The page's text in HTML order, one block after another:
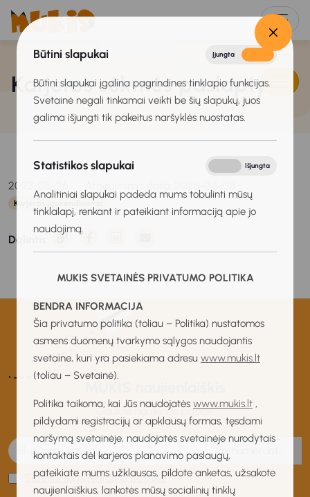
Būtini slapukai Įjungta
Būtini slapukai įgalina pagrindines tinklapio funkcijas.
Svetainė negali tinkamai veikti be šių slapukų, juos
galima išjungti tik pakeitus naršyklės nuostatas.
Statistikos slapukai Išjungta
Analitiniai slapukai padeda mums tobulinti mūsų
tinklalapį, renkant ir pateikiant informaciją apie jo
naudojimą.
MUKIS SVETAINĖS PRIVATUMO POLITIKA
BENDRA INFORMACIJA
Šia privatumo politika (toliau – Politika) nustatomos
asmens duomenų tvarkymo sąlygos naudojantis
svetaine, kuri yra pasiekiama adresu www.mukis.lt
(toliau – Svetainė).
Politika taikoma, kai Jūs naudojatės www.mukis.lt ,
pildydami registracijų ar apklausų formas, tęsdami
naršymą svetainėje, naudojatės svetainėje nurodytais
kontaktais dėl karjeros planavimo paslaugų,
pateikiate mums užklausas, pildote anketas, užsakote
naujienlaiškius, lankotės mūsų socialinių tinklų
Karjeros sėkmės paslaptys-1
2023-05-26
Karjeros įgyvendinimas
Dalintis:
Gaukite naujienas pirmas!
Prenumeruoti
Sutinku su privatumo politika